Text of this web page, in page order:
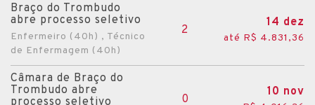
Braço do Trombudo
abre processo seletivo
Enfermeiro (40h) , Técnico
de Enfermagem (40h)
2
14 dez
até R$ 4.831,36
Câmara de Braço do
Trombudo abre
processo seletivo
0
10 nov